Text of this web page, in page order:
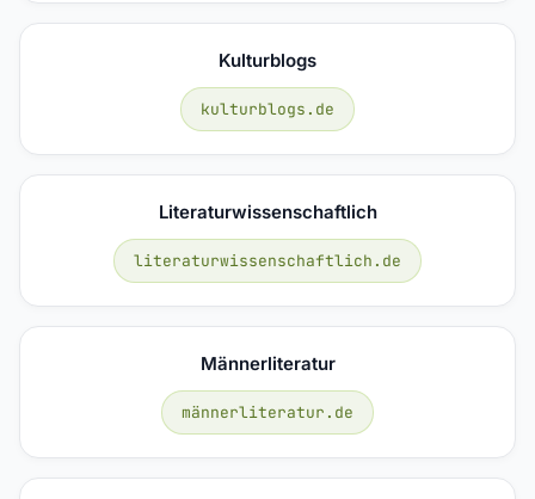
Kulturblogs
kulturblogs.de
Literaturwissenschaftlich
literaturwissenschaftlich.de
Männerliteratur
männerliteratur.de